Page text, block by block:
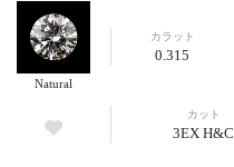
Natural
カラット
0.315
カット
3EX H&C